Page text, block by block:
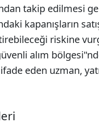
takip edilmesi
kapanışların
riskine
alım
eden uzman,